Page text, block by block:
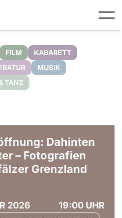
FILM
KABARETT
MUSIK
TANZ
Dahinten
– Fotografien
Grenzland
2026 19:00 UHR